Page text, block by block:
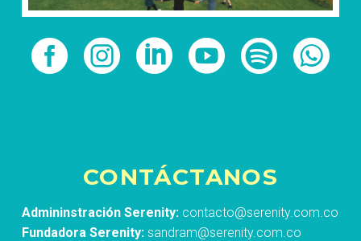
CONTÁCTANOS
Admininstración Serenity: contacto@serenity.com.co
Fundadora Serenity: sandram@serenity.com.co